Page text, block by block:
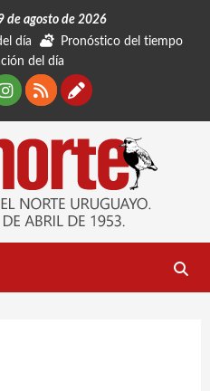
de agosto de 2026
día
Pronóstico del tiempo
del día
Instagram
RSSContáctanos